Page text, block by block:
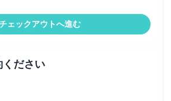
ェックアウトへ進む
ださい